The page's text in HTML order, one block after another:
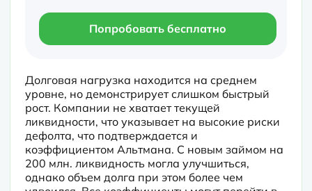
Попробовать бесплатно
Долговая нагрузка находится на среднем
уровне, но демонстрирует слишком быстрый
рост. Компании не хватает текущей
ликвидности, что указывает на высокие риски
дефолта, что подтверждается и
коэффициентом Альтмана. С новым займом на
200 млн. ликвидность могла улучшиться,
однако объем долга при этом более чем